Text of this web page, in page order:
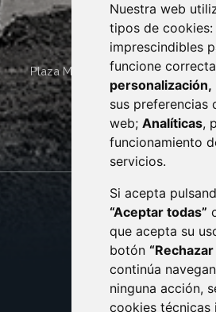
Nuestra web
tipos de cookies:
imprescindibles
funcione
personalización,
sus preferencias
web; Analíticas,
funcionamiento
servicios.
Si acepta
“Aceptar todas”
que acepta su
botón
continúa
ninguna acción,
cookies técnicas
Plaza Mayor 4 22400 MONZÓN -
· (34) 974 400
monzon.es
CONTACTO
AVISO
PROTECCIÓN DE
POLÍTICA DE